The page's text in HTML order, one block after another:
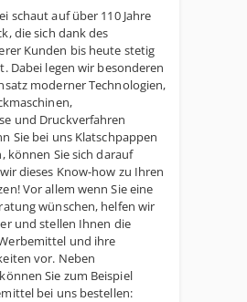
schaut auf über 110 Jahre
die sich dank des
Kunden bis heute stetig
Dabei legen wir besonderen
moderner Technologien,
und Druckverfahren
Sie bei uns Klatschpappen
können Sie sich darauf
dieses Know-how zu Ihren
Vor allem wenn Sie eine
wünschen, helfen wir
und stellen Ihnen die
und ihre
vor. Neben
Sie zum Beispiel
bei uns bestellen: